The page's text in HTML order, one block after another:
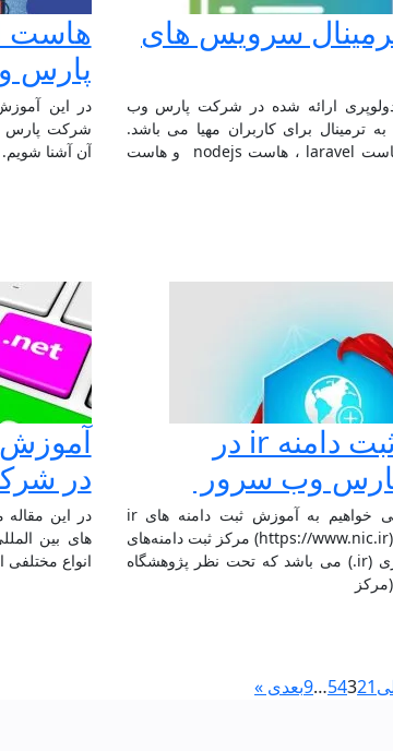
سرویس های
ارائه شده در شرکت پارس وب
ترمینال برای کاربران مهیا می باشد.
این قابلیت در هاست laravel ، هاست nodejs و هاست
هاست
پارس
در این
شرکت پارس
آن آشنا
آموزش ثبت دامنه ir در
وب سرور
در این مقاله می خواهیم به آموزش ثبت دامنه های ir
بپردازیم. ایرنیک (https://www.nic.ir) مرکز ثبت دامنه‌های
مرتبه‌ اول کشوری (‎.ir) می باشد که تحت نظر پژوهشگاه
آموزش
در
در این
های بین
انواع مختلفی
1
2
3
4
5
…
9بعدی »